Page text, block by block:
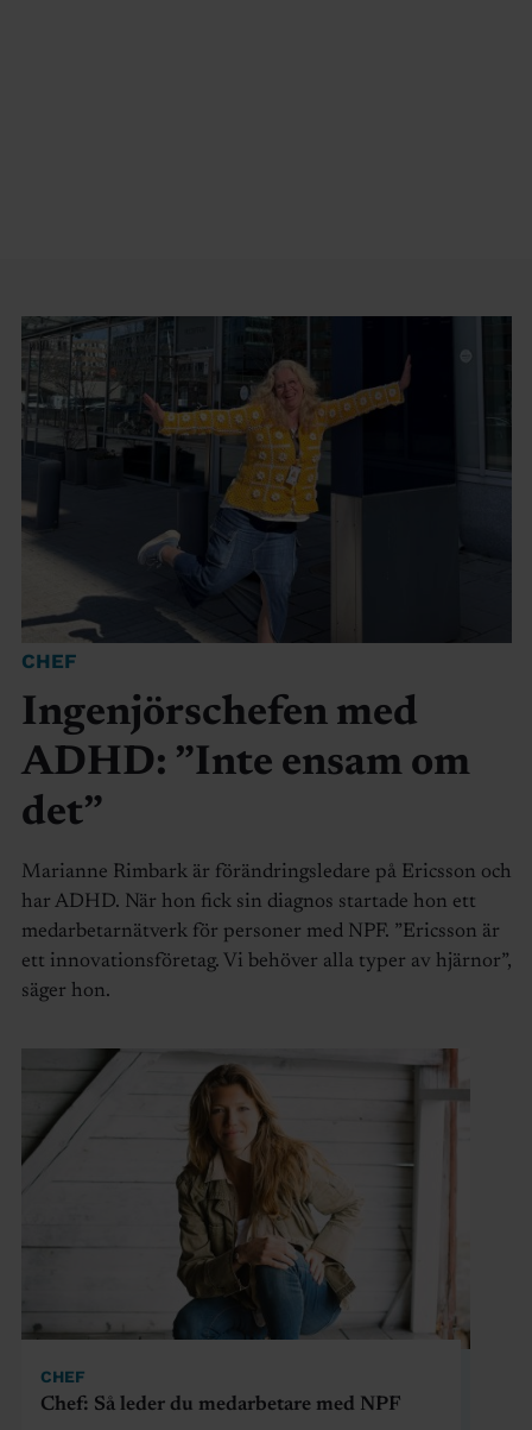
CHEF
Ingenjörschefen med
ADHD: ”Inte ensam om
det”
Marianne Rimbark är förändringsledare på Ericsson och
har ADHD. När hon fick sin diagnos startade hon ett
medarbetarnätverk för personer med NPF. ”Ericsson är
ett innovationsföretag. Vi behöver alla typer av hjärnor”,
säger hon.
CHEF
Chef: Så leder du medarbetare med NPF